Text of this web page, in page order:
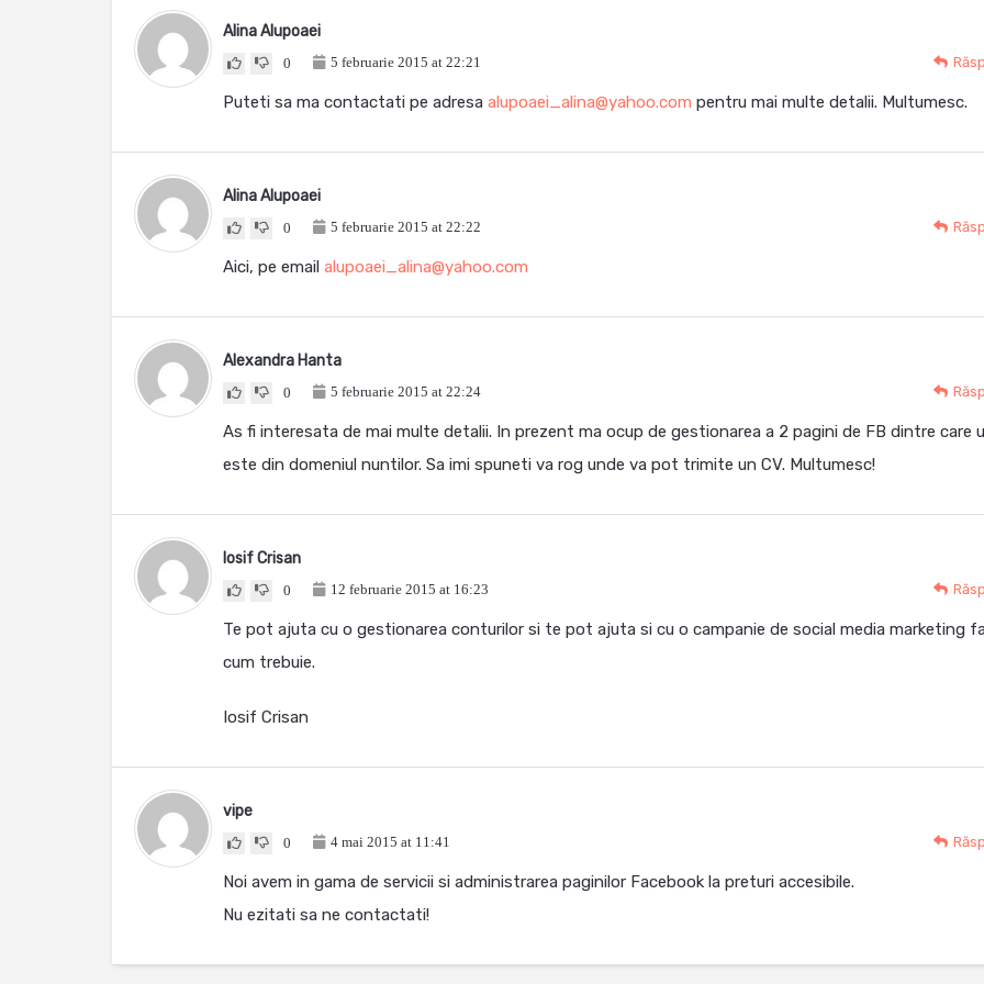
Alina Alupoaei
0 5 februarie 2015 at 22:21
Puteti sa ma contactati pe adresa alupoaei_alina@yahoo.com pentru mai multe detalii. Multumesc.
Alina Alupoaei
0 5 februarie 2015 at 22:22
Aici, pe email alupoaei_alina@yahoo.com
Alexandra Hanta
0 5 februarie 2015 at 22:24
As fi interesata de mai multe detalii. In prezent ma ocup de gestionarea a 2 pagini de FB dintre care
este din domeniul nuntilor. Sa imi spuneti va rog unde va pot trimite un CV. Multumesc!
Iosif Crisan
0 12 februarie 2015 at 16:23
Te pot ajuta cu o gestionarea conturilor si te pot ajuta si cu o campanie de social media marketing
cum trebuie.
Iosif Crisan
vipe
0 4 mai 2015 at 11:41
Noi avem in gama de servicii si administrarea paginilor Facebook la preturi accesibile.
Nu ezitati sa ne contactati!